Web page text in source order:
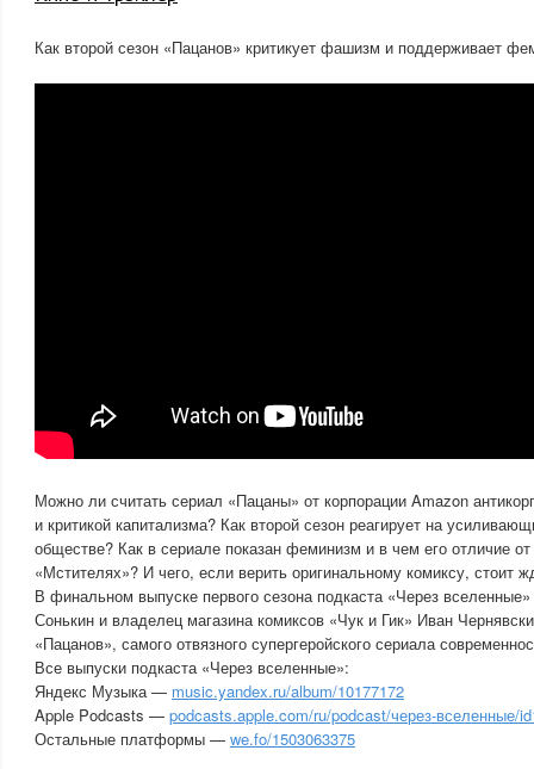
Как второй сезон «Пацанов» критикует фашизм и поддерживает
Можно ли считать сериал «Пацаны» от корпорации Amazon
и критикой капитализма? Как второй сезон реагирует на
обществе? Как в сериале показан феминизм и в чем его отличие
«Мстителях»? И чего, если верить оригинальному комиксу, стоит
В финальном выпуске первого сезона подкаста «Через
Сонькин и владелец магазина комиксов «Чук и Гик» Иван
«Пацанов», самого отвязного супергеройского сериала
Все выпуски подкаста «Через вселенные»:
Яндекс Музыка — music.yandex.ru/album/10177172
Apple Podcasts — podcasts.apple.com/ru/podcast/через-вселенные/
Остальные платформы — we.fo/1503063375